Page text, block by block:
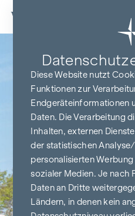
Zum Inhalt springen
Diese Website nutzt
Funktionen zur
Endgeräteinformationen
Daten. Die Verarbeitung
Inhalten, externen
der statistischen
personalisierten
sozialer Medien. Je nach
Daten an Dritte
Ländern, in denen kein